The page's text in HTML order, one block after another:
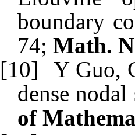
boundary
74;Math.
[10]
Y Guo,
dense
of